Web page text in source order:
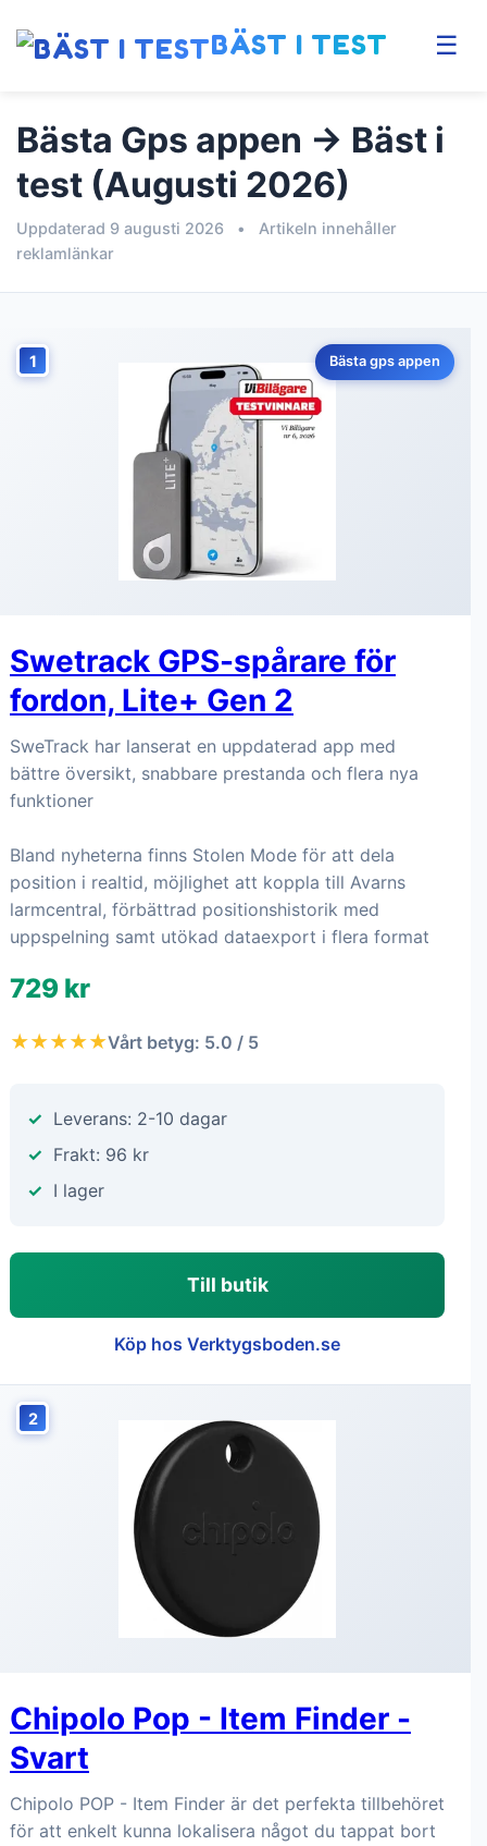
BÄST I TEST ☰
Bästa Gps appen → Bäst i
test (Augusti 2026)
Uppdaterad 9 augusti 2026 •
Artikeln innehåller
reklamlänkar
1 Bästa gps appen
Swetrack GPS-spårare för
fordon, Lite+ Gen 2
SweTrack har lanserat en uppdaterad app med
bättre översikt, snabbare prestanda och flera nya
funktioner
Bland nyheterna finns Stolen Mode för att dela
position i realtid, möjlighet att koppla till Avarns
larmcentral, förbättrad positionshistorik med
uppspelning samt utökad dataexport i flera format
729 kr
★★★★★Vårt betyg: 5.0 / 5
Leverans: 2-10 dagar
Frakt: 96 kr
I lager
Till butik
Köp hos Verktygsboden.se
2
Chipolo Pop - Item Finder -
Svart
Chipolo POP - Item Finder är det perfekta tillbehöret
för att enkelt kunna lokalisera något du tappat bort